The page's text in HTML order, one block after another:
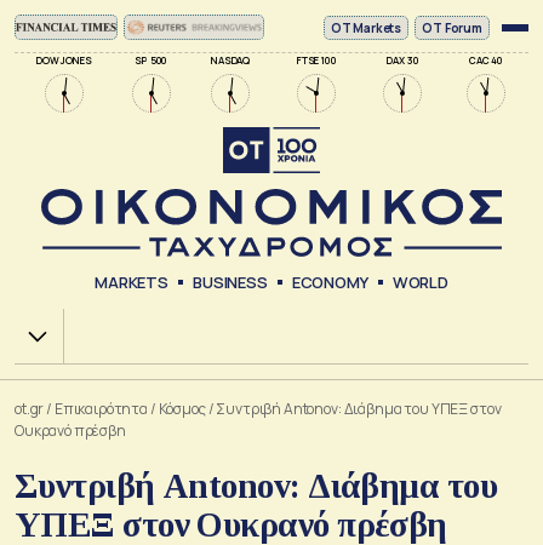
DOW JONES SP 500 NASDAQ FTSE 100 DAX 30 CAC 40
ΟΤ Markets OT Forum
MARKETS BUSINESS ECONOMY WORLD
Χ.Α.
ot.gr/ Επικαιρότητα / Κόσμος/Συντριβή Antonov: Διάβημα του ΥΠΕΞ στον
Ουκρανό πρέσβη
Συντριβή Antonov: Διάβημα του
ΥΠΕΞ στον Ουκρανό πρέσβη